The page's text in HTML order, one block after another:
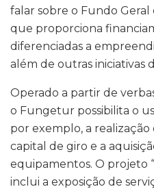
falar sobre o Fundo
que proporciona
diferenciadas a
além de outras iniciativas
Operado a partir de
o Fungetur possibilita o
por exemplo, a
capital de giro e a
equipamentos. O projeto
inclui a exposição de